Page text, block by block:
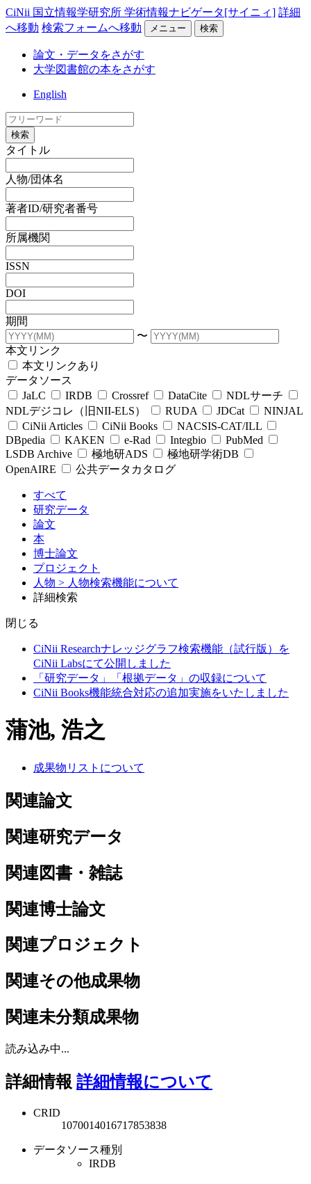
CiNii 国立情報学研究所 学術情報ナビゲータ[サイニィ] 詳細
へ移動 検索フォームへ移動 メニュー 検索
論文・データをさがす
大学図書館の本をさがす
English
検索
タイトル
人物/団体名
著者ID/研究者番号
所属機関
ISSN
DOI
期間
〜
本文リンク
本文リンクあり
データソース
JaLC
IRDB Crossref DataCite
NDLサーチ
NDLデジコレ（旧NII-ELS）
RUDA JDCat
NINJAL
CiNii Articles
CiNii Books
NACSIS-CAT/ILL
DBpedia
KAKEN e-Rad Integbio
PubMed
LSDB Archive
極地研ADS
極地研学術DB
OpenAIRE
公共データカタログ
すべて
研究データ
論文
本
博士論文
プロジェクト
人物 > 人物検索機能について
詳細検索
閉じる
CiNii Researchナレッジグラフ検索機能（試行版）を
CiNii Labsにて公開しました
「研究データ」「根拠データ」の収録について
CiNii Books機能統合対応の追加実施をいたしました
蒲池, 浩之
成果物リストについて
関連論文
関連研究データ
関連図書・雑誌
関連博士論文
関連プロジェクト
関連その他成果物
関連未分類成果物
読み込み中...
詳細情報 詳細情報について
CRID
1070014016717853838
データソース種別
IRDB